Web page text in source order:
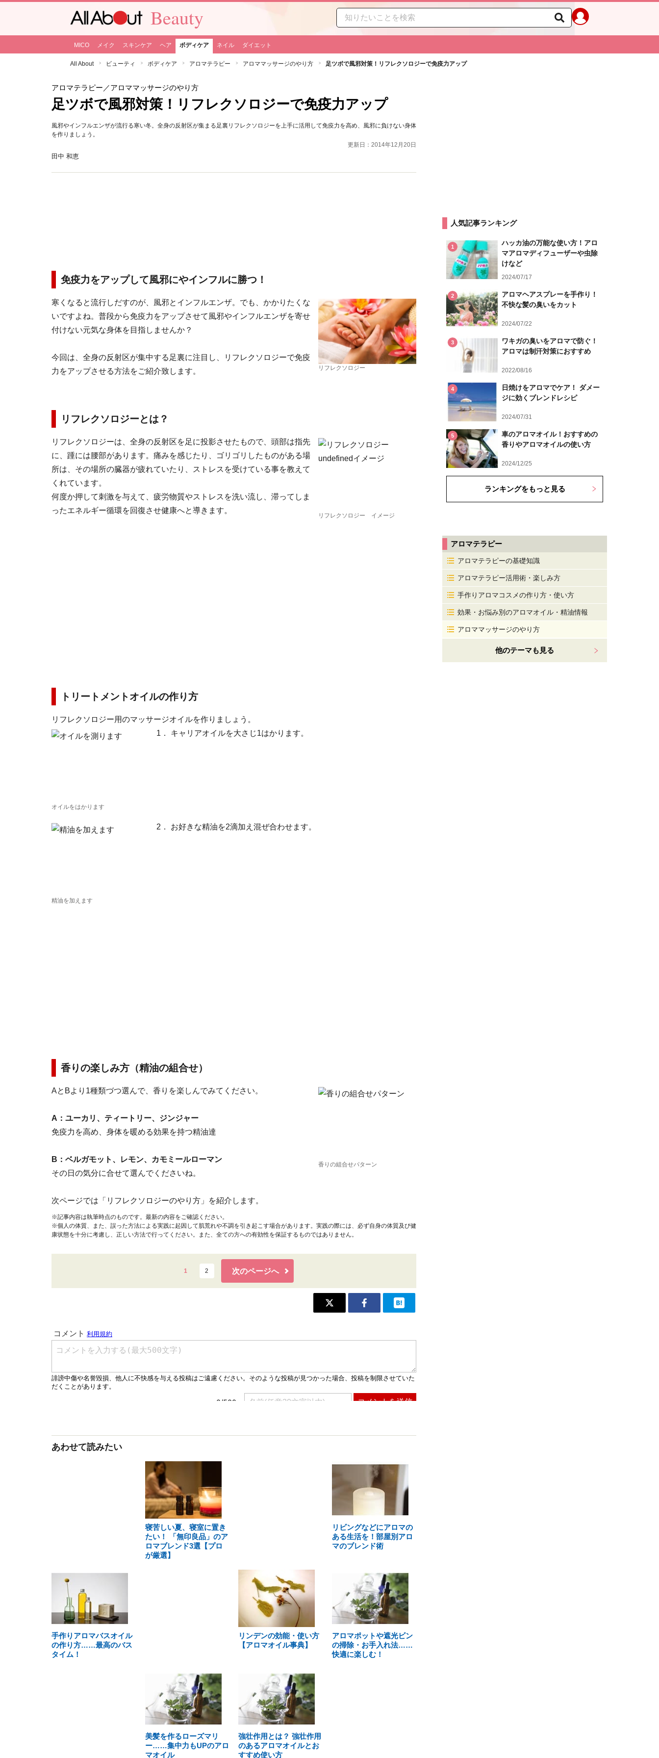
Beauty
MICO メイク スキンケア ヘア ボディケア ネイル ダイエット
All About ビューティ ボディケア アロマテラピー アロママッサージのやり方 足ツボで風邪対策！リフレクソロジーで免疫力アップ
アロマテラピー ／アロママッサージのやり方
足ツボで風邪対策！リフレクソロジーで免疫力アップ
風邪やインフルエンザが流行る寒い冬。全身の反射区が集まる足裏リフレクソロジーを上手に活用して免疫力を高め、風邪に負けない身体
を作りましょう。
更新日：2014年12月20日
田中 和恵
免疫力をアップして風邪にやインフルに勝つ！
リフレクソロジー
寒くなると流行しだすのが、風邪とインフルエンザ。でも、かかりたくな
いですよね。普段から免疫力をアップさせて風邪やインフルエンザを寄せ
付けない元気な身体を目指しませんか？
今回は、全身の反射区が集中する足裏に注目し、リフレクソロジーで免疫
力をアップさせる方法をご紹介致します。
リフレクソロジーとは？
リフレクソロジー イメージ
リフレクソロジーは、全身の反射区を足に投影させたもので、頭部は指先
に、踵には腰部があります。痛みを感じたり、ゴリゴリしたものがある場
所は、その場所の臓器が疲れていたり、ストレスを受けている事を教えて
くれています。
何度か押して刺激を与えて、疲労物質やストレスを洗い流し、滞ってしま
ったエネルギー循環を回復させ健康へと導きます。
トリートメントオイルの作り方
リフレクソロジー用のマッサージオイルを作りましょう。
オイルをはかります
1． キャリアオイルを大さじ1はかります。
精油を加えます
2． お好きな精油を2滴加え混ぜ合わせます。
香りの楽しみ方（精油の組合せ）
香りの組合せパターン
AとBより1種類づつ選んで、香りを楽しんでみてください。
A：ユーカリ、ティートリー、ジンジャー
免疫力を高め、身体を暖める効果を持つ精油達
B：ベルガモット、レモン、カモミールローマン
その日の気分に合せて選んでくださいね。
次ページでは「リフレクソロジーのやり方」を紹介します。
※記事内容は執筆時点のものです。最新の内容をご確認ください。
※個人の体質、また、誤った方法による実践に起因して肌荒れや不調を引き起こす場合があります。実践の際には、必ず自身の体質及び健
康状態を十分に考慮し、正しい方法で行ってください。また、全ての方への有効性を保証するものではありません。
1 2 次のページへ
あわせて読みたい
寝苦しい夏、寝室に置き
たい！ 「無印良品」のア
ロマブレンド3選【プロ
が厳選】
リビングなどにアロマの
ある生活を！部屋別アロ
マのブレンド術
手作りアロマバスオイル
の作り方……最高のバス
タイム！
リンデンの効能・使い方
【アロマオイル事典】
アロマポットや遮光ビン
の掃除・お手入れ法……
快適に楽しむ！
美髪を作るローズマリ
ー……集中力もUPのアロ
マオイル
強壮作用とは？ 強壮作用
のあるアロマオイルとお
すすめ使い方
人気記事ランキング
1
ハッカ油の万能な使い方！アロ
マアロマディフューザーや虫除
けなど
2024/07/17
2
アロマヘアスプレーを手作り！
不快な髪の臭いをカット
2024/07/22
3
ワキガの臭いをアロマで防ぐ！
アロマは制汗対策におすすめ
2022/08/16
4
日焼けをアロマでケア！ ダメー
ジに効くブレンドレシピ
2024/07/31
5
車のアロマオイル！おすすめの
香りやアロマオイルの使い方
2024/12/25
ランキングをもっと見る
アロマテラピー
アロマテラピーの基礎知識
アロマテラピー活用術・楽しみ方
手作りアロマコスメの作り方・使い方
効果・お悩み別のアロマオイル・精油情報
アロママッサージのやり方
他のテーマも見る